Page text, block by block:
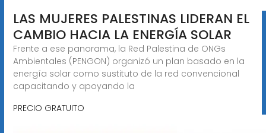
LAS MUJERES PALESTINAS LIDERAN EL
CAMBIO HACIA LA ENERGÍA SOLAR
Frente a ese panorama, la Red Palestina de ONGs
Ambientales (PENGON) organizó un plan basado en la
energía solar como sustituto de la red convencional
capacitando y apoyando la
PRECIO GRATUITO